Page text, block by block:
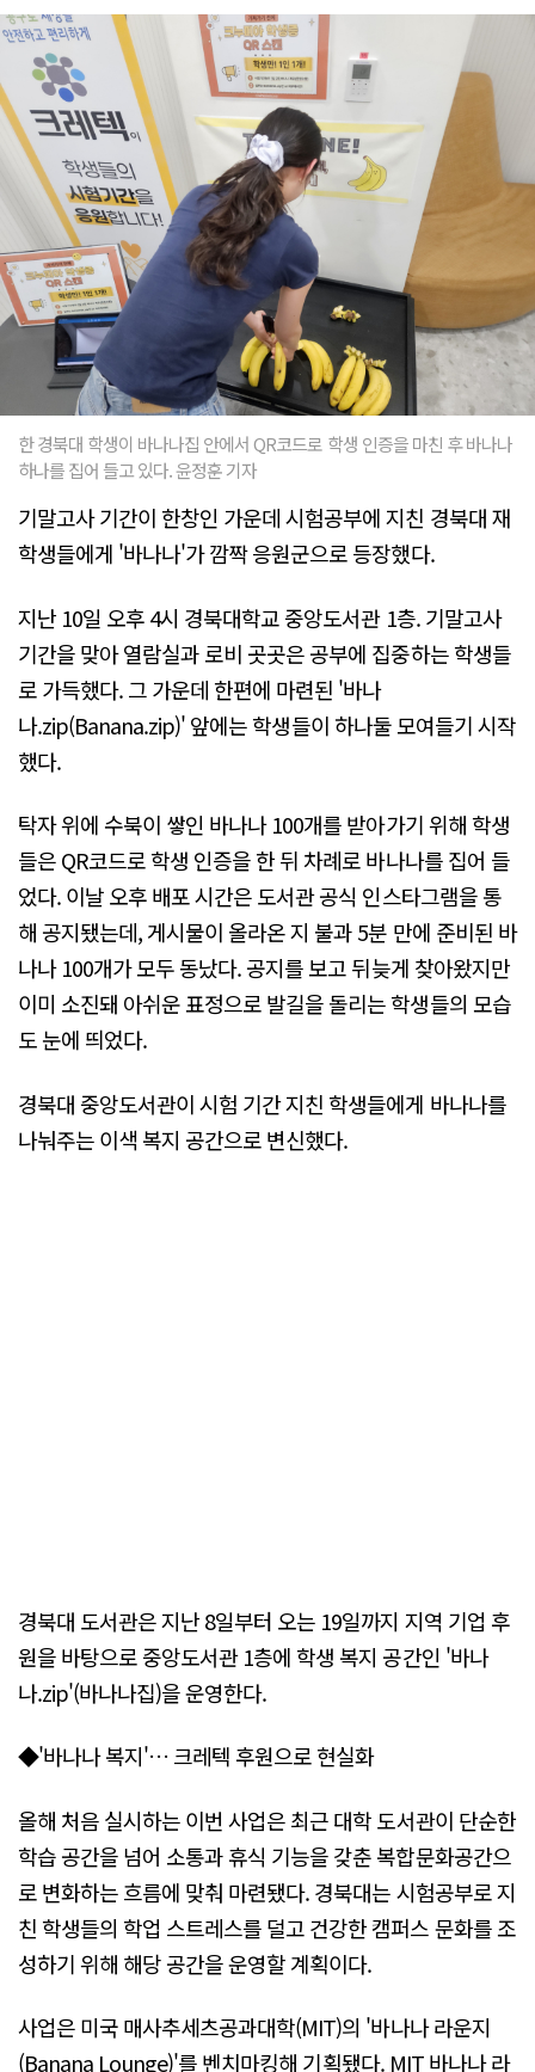
한 경북대 학생이 바나나집 안에서 QR코드로 학생 인증을 마친 후 바나나
하나를 집어 들고 있다. 윤정훈 기자
기말고사 기간이 한창인 가운데 시험공부에 지친 경북대 재
학생들에게 '바나나'가 깜짝 응원군으로 등장했다.
지난 10일 오후 4시 경북대학교 중앙도서관 1층. 기말고사
기간을 맞아 열람실과 로비 곳곳은 공부에 집중하는 학생들
로 가득했다. 그 가운데 한편에 마련된 '바나
나.zip(Banana.zip)' 앞에는 학생들이 하나둘 모여들기 시작
했다.
탁자 위에 수북이 쌓인 바나나 100개를 받아가기 위해 학생
들은 QR코드로 학생 인증을 한 뒤 차례로 바나나를 집어 들
었다. 이날 오후 배포 시간은 도서관 공식 인스타그램을 통
해 공지됐는데, 게시물이 올라온 지 불과 5분 만에 준비된 바
나나 100개가 모두 동났다. 공지를 보고 뒤늦게 찾아왔지만
이미 소진돼 아쉬운 표정으로 발길을 돌리는 학생들의 모습
도 눈에 띄었다.
경북대 중앙도서관이 시험 기간 지친 학생들에게 바나나를
나눠주는 이색 복지 공간으로 변신했다.
경북대 도서관은 지난 8일부터 오는 19일까지 지역 기업 후
원을 바탕으로 중앙도서관 1층에 학생 복지 공간인 '바나
나.zip'(바나나집)을 운영한다.
◆'바나나 복지'… 크레텍 후원으로 현실화
올해 처음 실시하는 이번 사업은 최근 대학 도서관이 단순한
학습 공간을 넘어 소통과 휴식 기능을 갖춘 복합문화공간으
로 변화하는 흐름에 맞춰 마련됐다. 경북대는 시험공부로 지
친 학생들의 학업 스트레스를 덜고 건강한 캠퍼스 문화를 조
성하기 위해 해당 공간을 운영할 계획이다.
사업은 미국 매사추세츠공과대학(MIT)의 '바나나 라운지
(Banana Lounge)'를 벤치마킹해 기획됐다. MIT 바나나 라